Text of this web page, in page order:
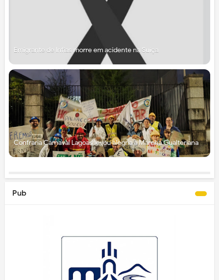
Emigrante de Infias morre em acidente na Suíça
Confraria Carnaval Lagoas levou alegria à Marcha Gualteriana
Pub